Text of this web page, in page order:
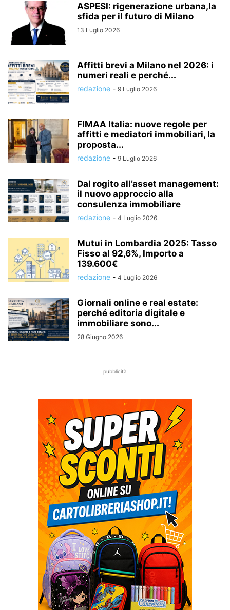
ASPESI: rigenerazione urbana,la
sfida per il futuro di Milano
13 Luglio 2026
Affitti brevi a Milano nel 2026: i
numeri reali e perché...
redazione - 9 Luglio 2026
FIMAA Italia: nuove regole per
affitti e mediatori immobiliari, la
proposta...
redazione - 9 Luglio 2026
Dal rogito all’asset management:
il nuovo approccio alla
consulenza immobiliare
redazione - 4 Luglio 2026
Mutui in Lombardia 2025: Tasso
Fisso al 92,6%, Importo a
139.600€
redazione - 4 Luglio 2026
Giornali online e real estate:
perché editoria digitale e
immobiliare sono...
28 Giugno 2026
pubblicità